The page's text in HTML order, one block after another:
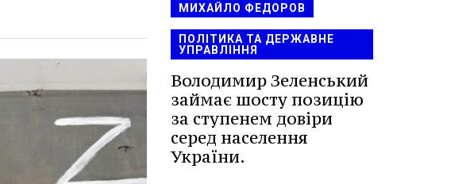
МИХАЙЛО ФЕДОРОВ
ПОЛІТИКА ТА ДЕРЖАВНЕ
УПРАВЛІННЯ
Володимир Зеленський
займає шосту позицію
за ступенем довіри
серед населення
України.